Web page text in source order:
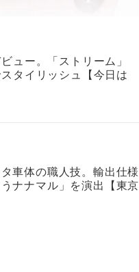
ュー。「ストリーム」
タイリッシュ【今日は
車体の職人技。輸出仕様
ナナマル」を演出【東京